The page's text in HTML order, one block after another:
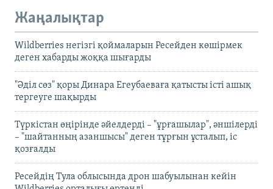
Жаңалықтар
Wildberries негізгі қоймаларын Ресейден көшірмек
деген хабарды жоққа шығарды
"Әділ сөз" қоры Динара Егеубаеваға қатысты істі ашық
тергеуге шақырды
Түркістан өңірінде әйелдерді – "ұрғашылар", әншілерді
– "шайтанның азаншысы" деген тұрғын ұсталып, іс
қозғалды
Ресейдің Тула облысында дрон шабуылынан кейін